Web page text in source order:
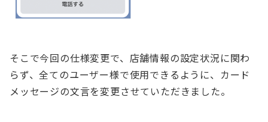
そこで今回の仕様変更で、店舗情報の設定状況に関わ
らず、全てのユーザー様で使用できるように、カード
メッセージの文言を変更させていただきました。